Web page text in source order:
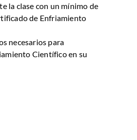
la clase con un mínimo de
de Enfriamiento
necesarios para
Científico en su